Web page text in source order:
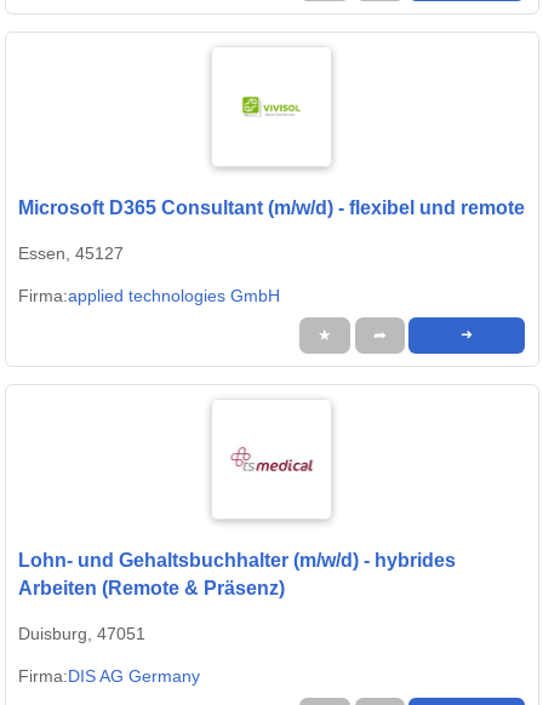
Microsoft D365 Consultant (m/w/d) - flexibel und remote
Essen, 45127
Firma:applied technologies GmbH
★ ➦ ➜
Lohn- und Gehaltsbuchhalter (m/w/d) - hybrides
Arbeiten (Remote & Präsenz)
Duisburg, 47051
Firma:DIS AG Germany